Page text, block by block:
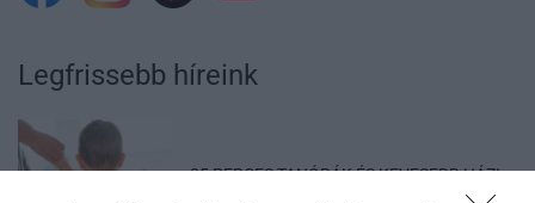
Legfrissebb híreink
35 PERCES TANÓRÁK ÉS KEVESEBB HÁZI